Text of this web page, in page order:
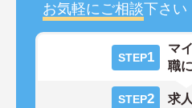
お気軽にご相談下さい
STEP1
マ
職
STEP2 求